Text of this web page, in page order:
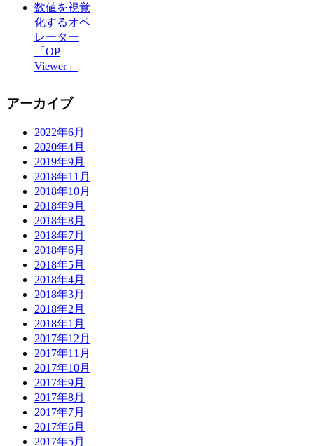
数値を視覚
化するオペ
レーター
「OP
Viewer」
アーカイブ
2022年6月
2020年4月
2019年9月
2018年11月
2018年10月
2018年9月
2018年8月
2018年7月
2018年6月
2018年5月
2018年4月
2018年3月
2018年2月
2018年1月
2017年12月
2017年11月
2017年10月
2017年9月
2017年8月
2017年7月
2017年6月
2017年5月